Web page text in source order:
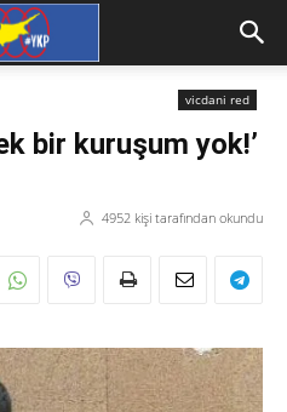
vicdani red
bir kuruşum yok!’
4952 kişi tarafından okundu